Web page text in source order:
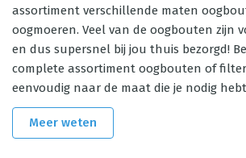
assortiment verschillende maten
oogmoeren. Veel van de oogbouten zijn
en dus supersnel bij jou thuis bezorgd!
complete assortiment oogbouten of
eenvoudig naar de maat die je nodig
Meer weten